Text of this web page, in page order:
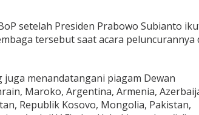
setelah Presiden Prabowo Subianto
tersebut saat acara peluncurannya
menandatangani piagam Dewan
Maroko, Argentina, Armenia,
Republik Kosovo, Mongolia, Pakistan,